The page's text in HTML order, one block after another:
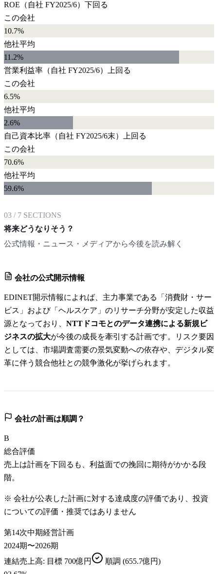
ROE （自社 FY2025/6） 下回る
この会社
10.7%
他社平均
11.2%
営業利益率 （自社 FY2025/6）
上回る
この会社
6.5%
他社平均
2.6%
自己資本比率 （自社 FY2025/6末）
上回る
この会社
70.6%
他社平均
59.6%
03 / 7 SECTIONS
将来どうなりそう？
公式情報・ニュース・メディアから今後を読み解く
会社の公式開示情報
EDINET開示情報によれば、主力事業である「消費財・サー
ビス」および「ヘルスケア」のリサーチ分野が安定した収益
源となっており、 NTTドコモとのデータ連携による新規ビ
ジネスの拡大が今後の成長を牽引する計画です。リスク要因
としては、市場調査需要の景気変動への依存や、デジタル変
革に伴う競合他社との競争激化が挙げられます。
会社の計画は順調？
B
総合評価
売上は計画を下回るも、利益面での挽回に期待がかかる段
階。
※ 会社が公表した計画に対する達成度の評価であり、投資
についての評価・推奨ではありません
第14次中期経営計画
2024期〜2026期
連結売上高: 目標 700億円 順調 (655.7億円)